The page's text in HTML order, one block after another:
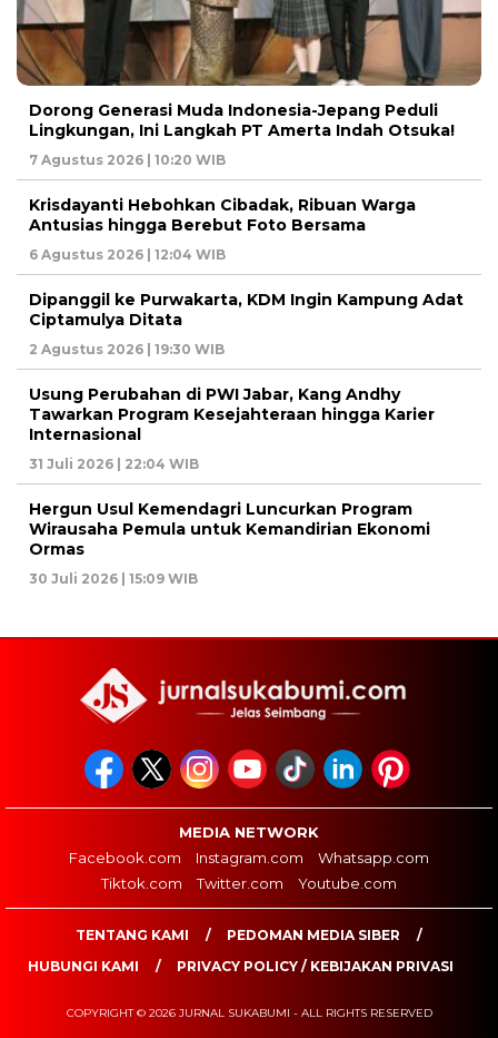
Dorong Generasi Muda Indonesia-Jepang Peduli
Lingkungan, Ini Langkah PT Amerta Indah Otsuka!
7 Agustus 2026 | 10:20 WIB
Krisdayanti Hebohkan Cibadak, Ribuan Warga
Antusias hingga Berebut Foto Bersama
6 Agustus 2026 | 12:04 WIB
Dipanggil ke Purwakarta, KDM Ingin Kampung Adat
Ciptamulya Ditata
2 Agustus 2026 | 19:30 WIB
Usung Perubahan di PWI Jabar, Kang Andhy
Tawarkan Program Kesejahteraan hingga Karier
Internasional
31 Juli 2026 | 22:04 WIB
Hergun Usul Kemendagri Luncurkan Program
Wirausaha Pemula untuk Kemandirian Ekonomi
Ormas
30 Juli 2026 | 15:09 WIB
MEDIA NETWORK
Facebook.com
Instagram.com
Whatsapp.com
Tiktok.com
Twitter.com Youtube.com
TENTANG KAMI
PEDOMAN MEDIA SIBER
HUBUNGI KAMI
PRIVACY POLICY / KEBIJAKAN PRIVASI
COPYRIGHT © 2026 JURNAL SUKABUMI - ALL RIGHTS RESERVED